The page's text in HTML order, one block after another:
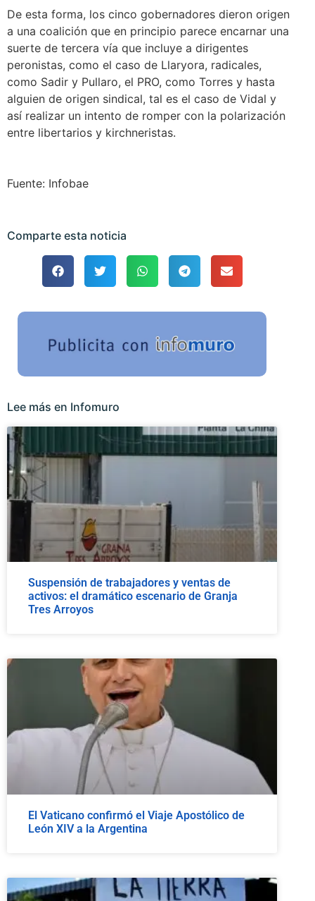
De esta forma, los cinco gobernadores dieron origen
a una coalición que en principio parece encarnar una
suerte de tercera vía que incluye a dirigentes
peronistas, como el caso de Llaryora, radicales,
como Sadir y Pullaro, el PRO, como Torres y hasta
alguien de origen sindical, tal es el caso de Vidal y
así realizar un intento de romper con la polarización
entre libertarios y kirchneristas.
Fuente: Infobae
Comparte esta noticia
Lee más en Infomuro
Suspensión de trabajadores y ventas de
activos: el dramático escenario de Granja
Tres Arroyos
El Vaticano confirmó el Viaje Apostólico de
León XIV a la Argentina